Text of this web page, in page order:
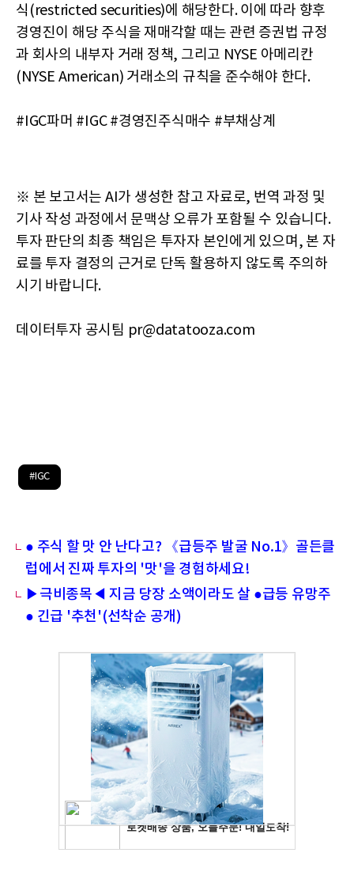
식(restricted securities)에 해당한다. 이에 따라 향후
경영진이 해당 주식을 재매각할 때는 관련 증권법 규정
과 회사의 내부자 거래 정책, 그리고 NYSE 아메리칸
(NYSE American) 거래소의 규칙을 준수해야 한다.
#IGC파머 #IGC #경영진주식매수 #부채상계
※ 본 보고서는 AI가 생성한 참고 자료로, 번역 과정 및
기사 작성 과정에서 문맥상 오류가 포함될 수 있습니다.
투자 판단의 최종 책임은 투자자 본인에게 있으며, 본 자
료를 투자 결정의 근거로 단독 활용하지 않도록 주의하
시기 바랍니다.
데이터투자 공시팀 pr@datatooza.com
#IGC
● 주식 할 맛 안 난다고? 《급등주 발굴 No.1》골든클
럽에서 진짜 투자의 '맛'을 경험하세요!
▶극비종목◀ 지금 당장 소액이라도 살 ●급등 유망주
● 긴급 '추천'(선착순 공개)